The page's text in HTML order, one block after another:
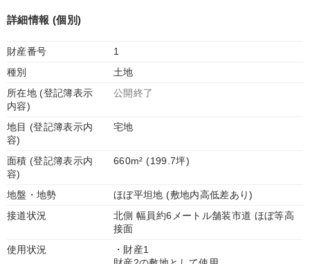
詳細情報 (個別)
財産番号
1
種別
土地
所在地 (登記簿表示
内容)
公開終了
地目 (登記簿表示内
容)
宅地
面積 (登記簿表示内
容)
660m² (199.7坪)
地盤・地勢
ほぼ平坦地 (敷地内高低差あり)
接道状況
北側 幅員約6メートル舗装市道 ほぼ等高
接面
使用状況
・財産1